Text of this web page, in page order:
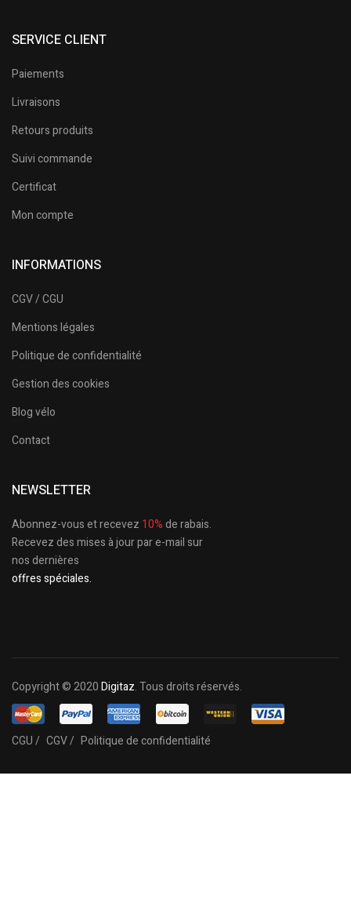
SERVICE CLIENT
Paiements
Livraisons
Retours produits
Suivi commande
Certificat
Mon compte
INFORMATIONS
CGV / CGU
Mentions légales
Politique de confidentialité
Gestion des cookies
Blog vélo
Contact
NEWSLETTER
Abonnez-vous et recevez 10%de rabais.
Recevez des mises à jour par e-mail sur
nos dernières
offres spéciales.
Copyright © 2020Digitaz. Tous droits réservés.
CGU / CGV / Politique de confidentialité